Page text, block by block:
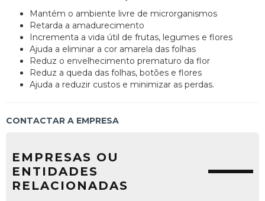
Mantém o ambiente livre de microrganismos
Retarda a amadurecimento
Incrementa a vida útil de frutas, legumes e flores
Ajuda a eliminar a cor amarela das folhas
Reduz o envelhecimento prematuro da flor
Reduz a queda das folhas, botões e flores
Ajuda a reduzir custos e minimizar as perdas.
CONTACTAR A EMPRESA
EMPRESAS OU
ENTIDADES
RELACIONADAS